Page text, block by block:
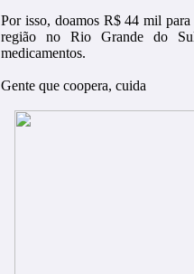
Por isso, doamos R$ 44 mil
região no Rio Grande do
medicamentos.
Gente que coopera, cuida